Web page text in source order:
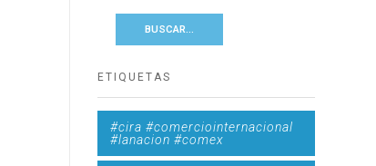
ETIQUETAS
#cira #comerciointernacional
#lanacion #comex